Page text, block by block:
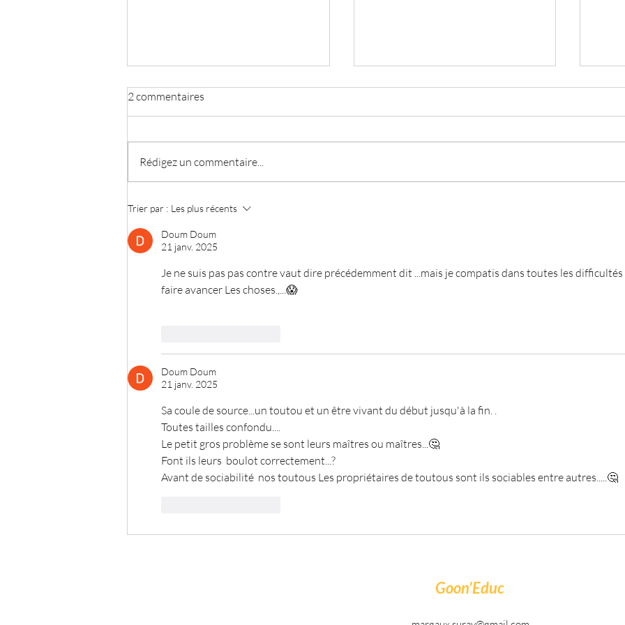
La réactivité chez le chien
2 commentaires
Rédigez un commentaire...
Trier par : Les plus récents
Doum Doum
21 janv. 2025
Je ne suis pas pas contre vaut dire précédemment dit ...mais je compatis dans toutes les difficultés
faire avancer Les choses.,...😱
Doum Doum
21 janv. 2025
Sa coule de source...un toutou et un être vivant du début jusqu'à la fin. .
Toutes tailles confondu....
Le petit gros problème se sont leurs maîtres ou maîtres...🤔
Font ils leurs  boulot correctement...?
Avant de sociabilité  nos toutous Les propriétaires de toutous sont ils sociables entre autres.....🤔
Goon'Educ